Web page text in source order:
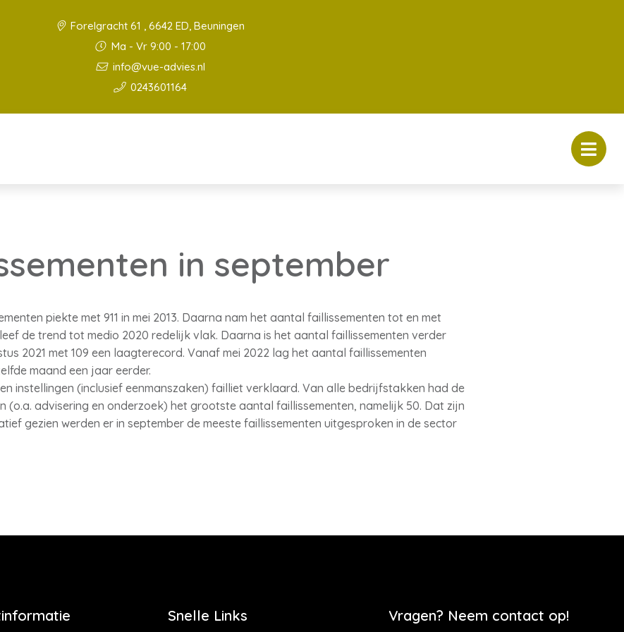
Forelgracht 61 , 6642 ED, Beuningen
Ma - Vr 9:00 - 17:00
info@vue-advies.nl
0243601164
in september
piekte met 911 in mei 2013. Daarna nam het aantal faillissementen tot en met
de trend tot medio 2020 redelijk vlak. Daarna is het aantal faillissementen verder
2021 met 109 een laagterecord. Vanaf mei 2022 lag het aantal faillissementen
maand een jaar eerder.
instellingen (inclusief eenmanszaken) failliet verklaard. Van alle bedrijfstakken had de
(o.a. advisering en onderzoek) het grootste aantal faillissementen, namelijk 50. Dat zijn
gezien werden er in september de meeste faillissementen uitgesproken in de sector
Snelle Links Vragen? Neem contact op!